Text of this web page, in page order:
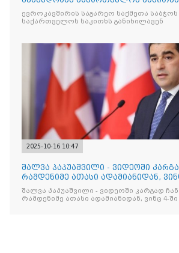
ევროკავშირის საგარეო საქმეთა საბჭოს
საქართველოს საკითხს განიხილავენ
2025-10-16 10:47
შალვა პაპუაშვილი - ვიდეოში
რამდენიმე ათასი ადამიანიდან,
შეიკრიბა,
შალვა პაპუაშვილი - ვიდეოში კარგად
რამდენიმე ათასი ადამიანიდან, ვინც 4-ში